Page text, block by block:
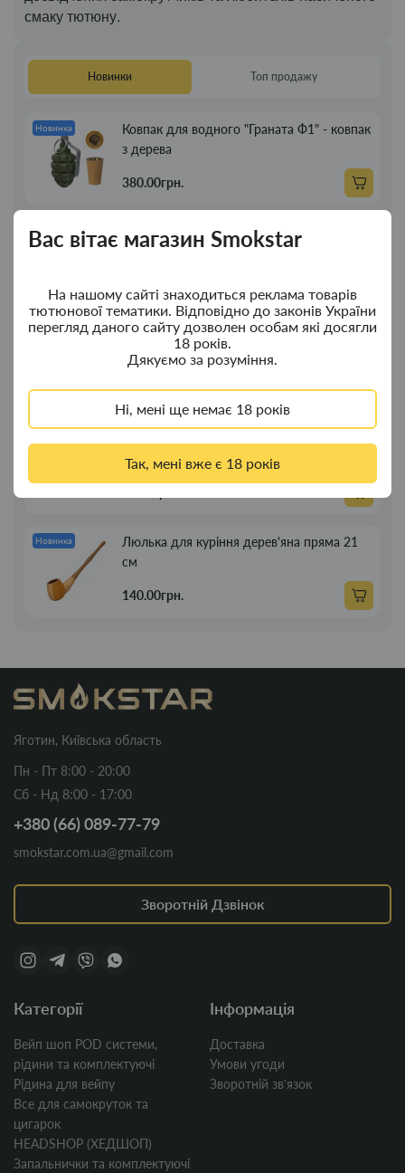
Вас вітає магазин Smokstar
На нашому сайті знаходиться реклама товарів
тютюнової тематики. Відповідно до законів України
перегляд даного сайту дозволен особам які досягли
18 років.
Дякуємо за розуміння.
Ні, мені ще немає 18 років
Так, мені вже є 18 років
смаку тютюну.
Новинки Топ продажу
Новинка
Ковпак для водного "Граната Ф1" - ковпак
з дерева
380.00грн.
Новинка
Ковпак для водного "Граната Ф1" - ковпак
композит
Новинка
Портсигар для сигарет Focus із USB
запальничкою на 20 сиг
269.00грн.
Новинка
Люлька для куріння дерев'яна пряма 21
см
140.00грн.
Яготин, Київська область
Пн - Пт 8:00 - 20:00
Сб - Нд 8:00 - 17:00
+380 (66) 089-77-79
smokstar.com.ua@gmail.com
Зворотній Дзвінок
Категорії
Вейп шоп POD системи,
рідини та комплектуючі
Рідина для вейпу
Все для самокруток та
цигарок
HEADSHOP (ХЕДШОП)
Запальнички та комплектуючі
Інформація
Доставка
Умови угоди
Зворотній звʼязок